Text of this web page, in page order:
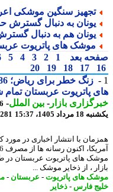
تجهیز سنگین موشکی
یونان به دنبال گسترش
یونان هم به دنبال
موشک های پاتریوت
بعد
1
2
3
4
5
6
17
18
19
20
زنگ
پاتریوت عربستان تمام شد
بازار- بین الملل-
6
1405، 15:37
با انتشار اخباری در مورد
های پاتریوت عربستان در طول
، از ذخایر موشک ...
های پاتریوت -عربستان-
فارس-ذخایر